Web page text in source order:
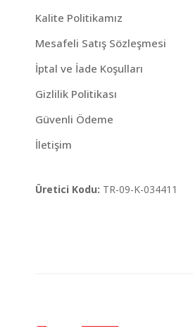
Kalite Politikamız
Mesafeli Satış Sözleşmesi
İptal ve İade Koşulları
Gizlilik Politikası
Güvenli Ödeme
İletişim
Üretici Kodu: TR-09-K-034411